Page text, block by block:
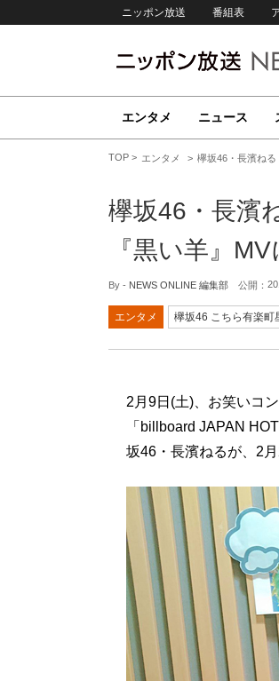
ニッポン放送 番組表
エンタメ ニュース
TOP エンタメ 欅坂46・長濱ね
欅坂46・長濱
『黒い羊』
By - NEWS ONLINE 編集部 公開：
エンタメ 欅坂46 こちら有楽町
2月9日(土)、お笑いコ
「billboard JAPAN
坂46・長濱ねるが、2